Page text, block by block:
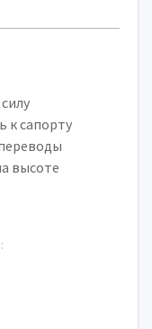
к сапорту
высоте